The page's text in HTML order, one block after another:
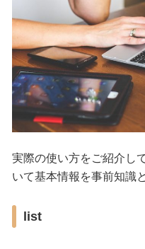
実際の使い方をご紹介し
いて基本情報を事前知識
list